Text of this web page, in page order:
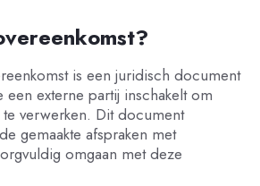
is een juridisch document
een externe partij inschakelt om
verwerken. Dit document
gemaakte afspraken met
omgaan met deze